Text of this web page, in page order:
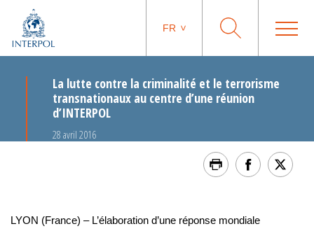
FR
La lutte contre la criminalité et le terrorisme
transnationaux au centre d’une réunion
d’INTERPOL
28 avril 2016
LYON (France) – L’élaboration d’une réponse mondiale